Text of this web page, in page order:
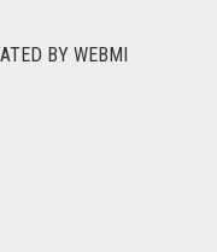
BY WEBMI